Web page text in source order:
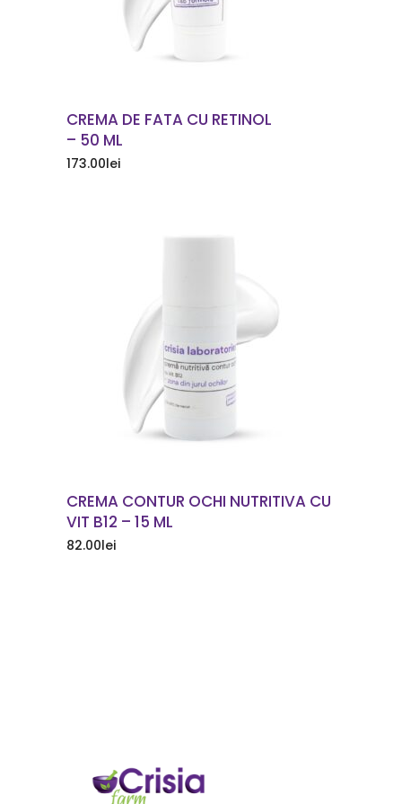
CREMA DE FATA CU RETINOL
– 50 ML
173.00lei
COMANDA ACUM
CREMA CONTUR OCHI NUTRITIVA CU
VIT B12 – 15 ML
82.00lei